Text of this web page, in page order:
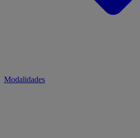
Modalidades